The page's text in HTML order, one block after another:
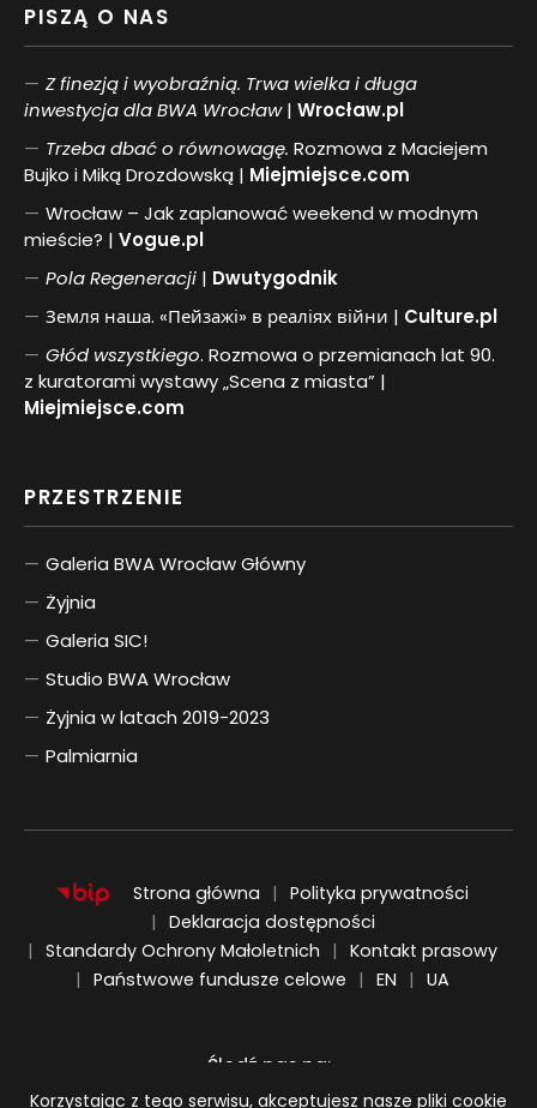
PISZĄ O NAS
Z finezją i wyobraźnią. Trwa wielka i długa
inwestycja dla BWA Wrocław| Wrocław.pl
Trzeba dbać o równowagę. Rozmowa z Maciejem
Bujko i Miką Drozdowską | Miejmiejsce.com
Wrocław – Jak zaplanować weekend w modnym
mieście? | Vogue.pl
PolaRegeneracji | Dwutygodnik
Земля наша. «Пейзажі» в реаліях війни | Culture.pl
Głód wszystkiego. Rozmowa o przemianach lat 90.
z kuratorami wystawy „Scena z miasta” |
Miejmiejsce.com
PRZESTRZENIE
Galeria BWA Wrocław Główny
Żyjnia
Galeria SIC!
Studio BWA Wrocław
Żyjnia w latach 2019-2023
Palmiarnia
Strona główna
Polityka prywatności
Deklaracja dostępności
Standardy Ochrony Małoletnich
Kontakt prasowy
Państwowe fundusze celowe
EN
ENGLISH
UA
UKRAIŃSKI
Śledź nas na:
Informacja o plikach cookie
Korzystając z tego serwisu, akceptujesz nasze pliki cookie